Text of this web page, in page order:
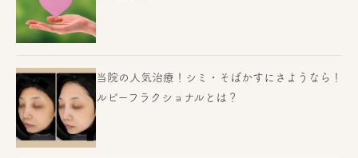
当院の人気治療！シミ・そばかすにさようなら！
ルビーフラクショナルとは？